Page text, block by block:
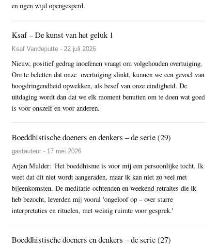
en ogen wijd opengesperd.
Ksaf – De kunst van het geluk 1
Ksaf Vandeputte - 22 juli 2026
Nieuw, positief gedrag inoefenen vraagt om volgehouden overtuiging.
Om te beletten dat onze overtuiging slinkt, kunnen we een gevoel van
hoogdringendheid opwekken, als besef van onze eindigheid. De
uitdaging wordt dan dat we elk moment benutten om te doen wat goed
is voor onszelf en voor anderen.
Boeddhistische doeners en denkers – de serie (29)
gastauteur - 17 mei 2026
Arjan Mulder: 'Het boeddhisme is voor mij een persoonlijke tocht. Ik
weet dat dit niet wordt aangeraden, maar ik kan niet zo veel met
bijeenkomsten. De meditatie-ochtenden en weekend-retraites die ik
heb bezocht, leverden mij vooral 'ongeloof op – over starre
interpretaties en rituelen, met weinig ruimte voor gesprek.'
Boeddhistische doeners en denkers – de serie (27)